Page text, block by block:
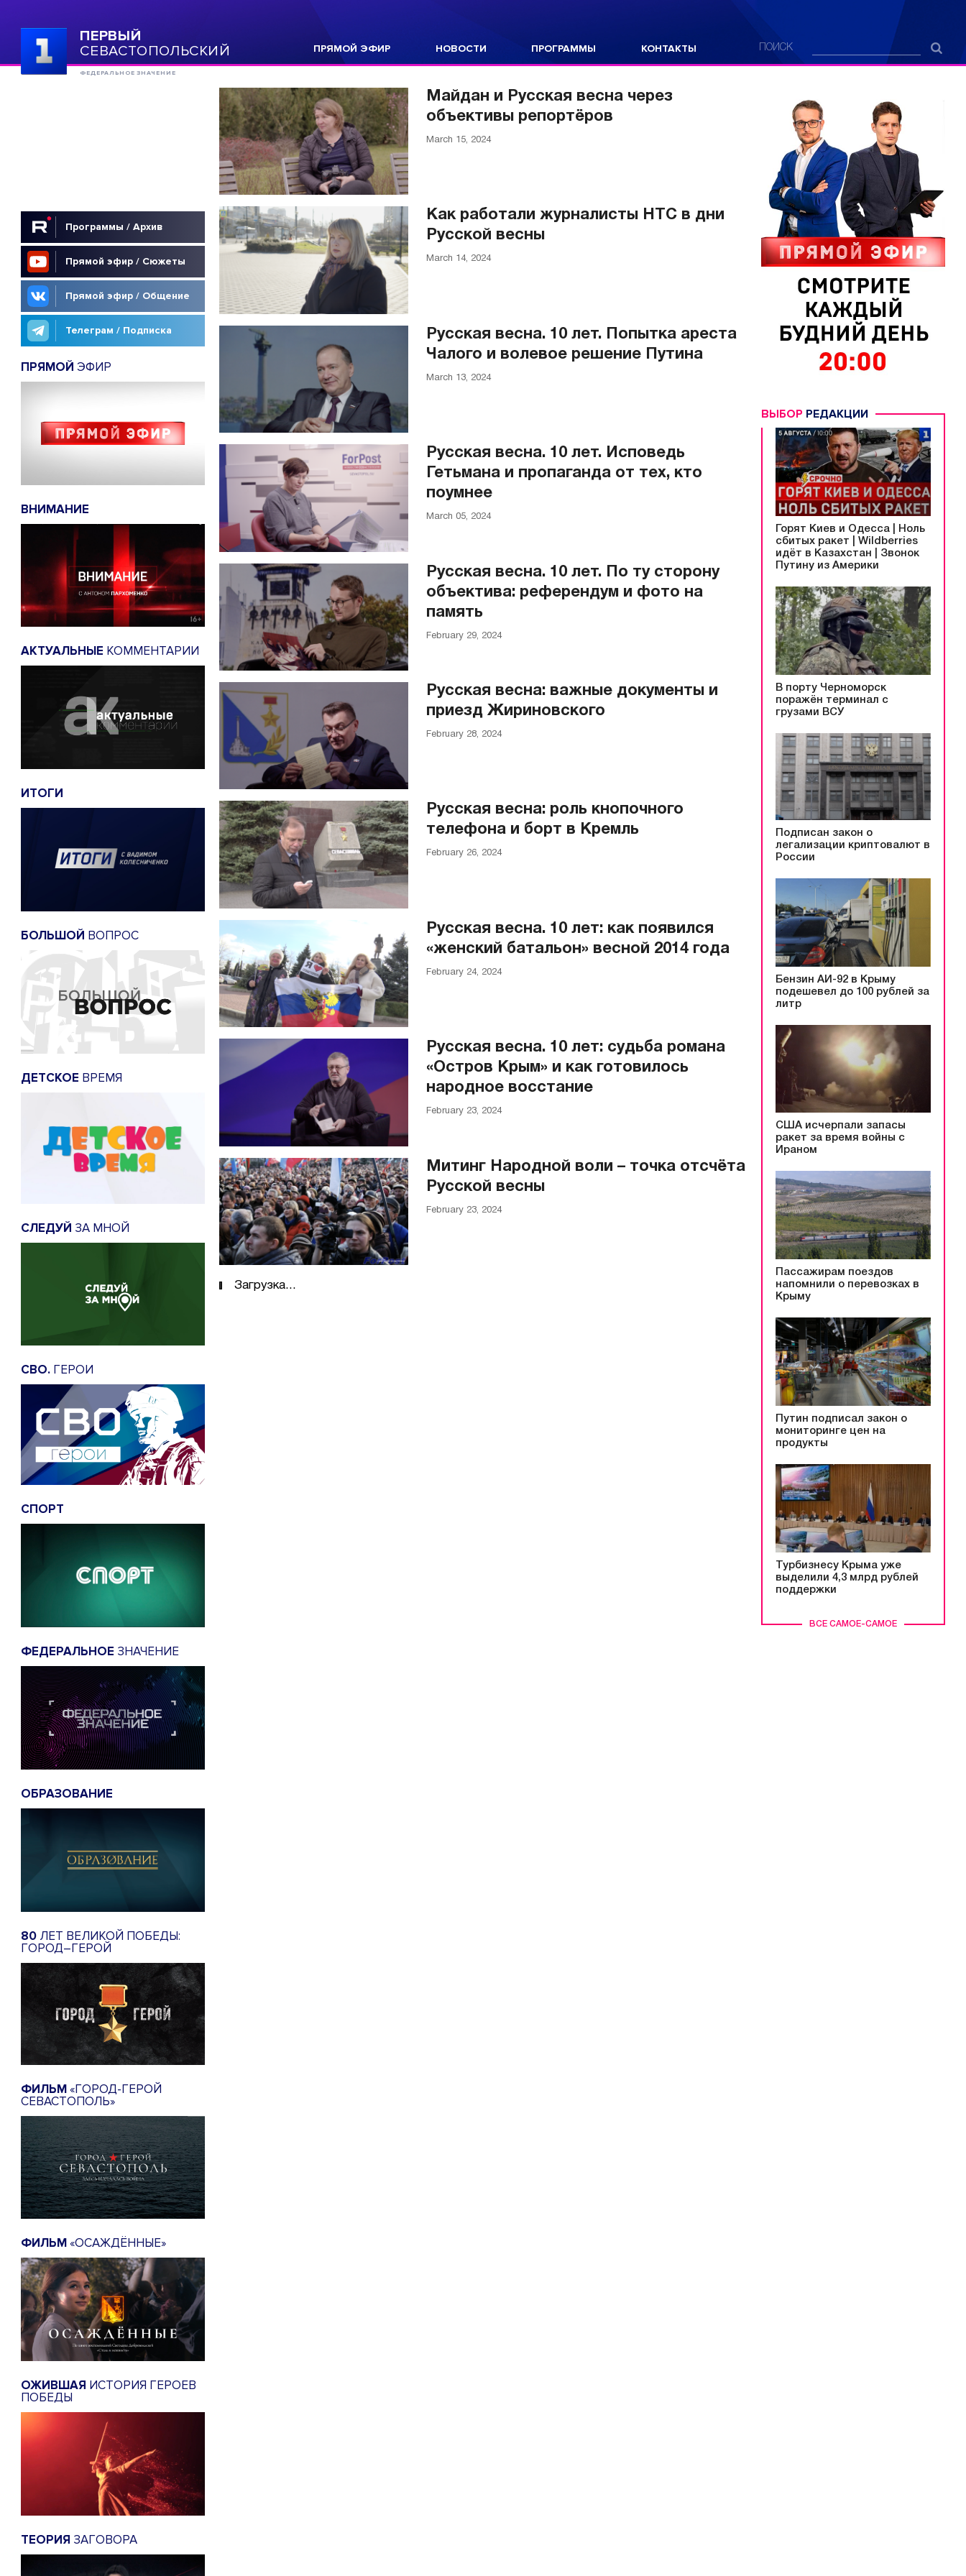
ПЕРВЫЙ
СЕВАСТОПОЛЬСКИЙ
ФЕДЕРАЛЬНОЕ ЗНАЧЕНИЕ
ПРЯМОЙ ЭФИР НОВОСТИ ПРОГРАММЫ КОНТАКТЫ ПОИСК
Программы / Архив
Прямой эфир / Сюжеты
Прямой эфир / Общение
Телеграм / Подписка
ПРЯМОЙ ЭФИР
ВНИМАНИЕ
АКТУАЛЬНЫЕ КОММЕНТАРИИ
ИТОГИ
БОЛЬШОЙ ВОПРОС
ДЕТСКОЕ ВРЕМЯ
СЛЕДУЙ ЗА МНОЙ
СВО. ГЕРОИ
СПОРТ
ФЕДЕРАЛЬНОЕ ЗНАЧЕНИЕ
ОБРАЗОВАНИЕ
80 ЛЕТ ВЕЛИКОЙ ПОБЕДЫ:
ГОРОД–ГЕРОЙ
ФИЛЬМ«ГОРОД-ГЕРОЙ
СЕВАСТОПОЛЬ»
ФИЛЬМ«ОСАЖДЁННЫЕ»
ОЖИВШАЯ ИСТОРИЯ ГЕРОЕВ
ПОБЕДЫ
ТЕОРИЯ ЗАГОВОРА
Майдан и Русская весна через
объективы репортёров
March 15, 2024
Как работали журналисты НТС в дни
Русской весны
March 14, 2024
Русская весна. 10 лет. Попытка ареста
Чалого и волевое решение Путина
March 13, 2024
Русская весна. 10 лет. Исповедь
Гетьмана и пропаганда от тех, кто
поумнее
March 05, 2024
Русская весна. 10 лет. По ту сторону
объектива: референдум и фото на
память
February 29, 2024
Русская весна: важные документы и
приезд Жириновского
February 28, 2024
Русская весна: роль кнопочного
телефона и борт в Кремль
February 26, 2024
Русская весна. 10 лет: как появился
«женский батальон» весной 2014 года
February 24, 2024
Русская весна. 10 лет: судьба романа
«Остров Крым» и как готовилось
народное восстание
February 23, 2024
Митинг Народной воли – точка отсчёта
Русской весны
February 23, 2024
Загрузка...
ВЫБОР РЕДАКЦИИ
ВСЕ САМОЕ-САМОЕ
Горят Киев и Одесса | Ноль
сбитых ракет | Wildberries
идёт в Казахстан | Звонок
Путину из Америки
В порту Черноморск
поражён терминал с
грузами ВСУ
Подписан закон о
легализации криптовалют в
России
Бензин АИ-92 в Крыму
подешевел до 100 рублей за
литр
США исчерпали запасы
ракет за время войны с
Ираном
Пассажирам поездов
напомнили о перевозках в
Крыму
Путин подписал закон о
мониторинге цен на
продукты
Турбизнесу Крыма уже
выделили 4,3 млрд рублей
поддержки